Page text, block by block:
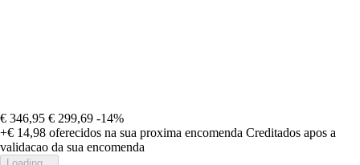
€ 346,95 € 299,69 -14%
+€ 14,98 oferecidos na sua proxima encomenda Creditados apos a
validacao da sua encomenda